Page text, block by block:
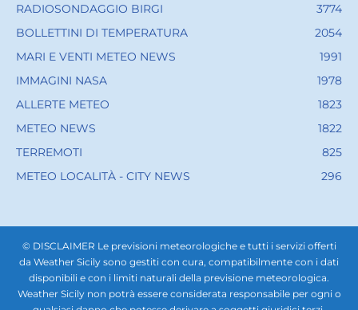
RADIOSONDAGGIO BIRGI
3774
BOLLETTINI DI TEMPERATURA
2054
MARI E VENTI METEO NEWS
1991
IMMAGINI NASA
1978
ALLERTE METEO
1823
METEO NEWS
1822
TERREMOTI
825
METEO LOCALITÀ - CITY NEWS
296
© DISCLAIMER Le previsioni meteorologiche e tutti i servizi offerti
da Weather Sicily sono gestiti con cura, compatibilmente con i dati
disponibili e con i limiti naturali della previsione meteorologica.
Weather Sicily non potrà essere considerata responsabile per ogni o